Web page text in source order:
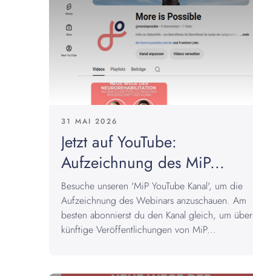
31 MAI 2026
Jetzt auf YouTube:
Aufzeichnung des MiP...
Besuche unseren 'MiP YouTube Kanal', um die
Aufzeichnung des Webinars anzuschauen. Am
besten abonnierst du den Kanal gleich, um über
künftige Veröffentlichungen von MiP...